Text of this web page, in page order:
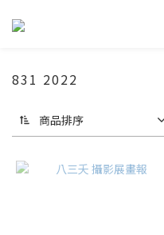
831 2022
商品排序